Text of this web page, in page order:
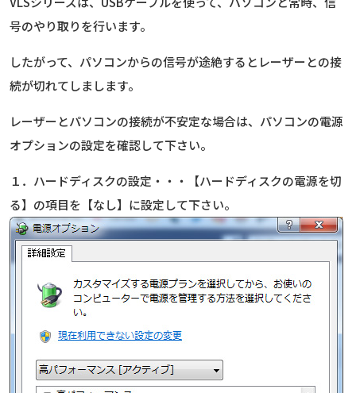
号のやり取りを行います。
したがって、パソコンからの信号が途絶するとレーザーとの接
続が切れてしまします。
レーザーとパソコンの接続が不安定な場合は、パソコンの電源
オプションの設定を確認して下さい。
１．ハードディスクの設定・・・【ハードディスクの電源を切
る】の項目を【なし】に設定して下さい。